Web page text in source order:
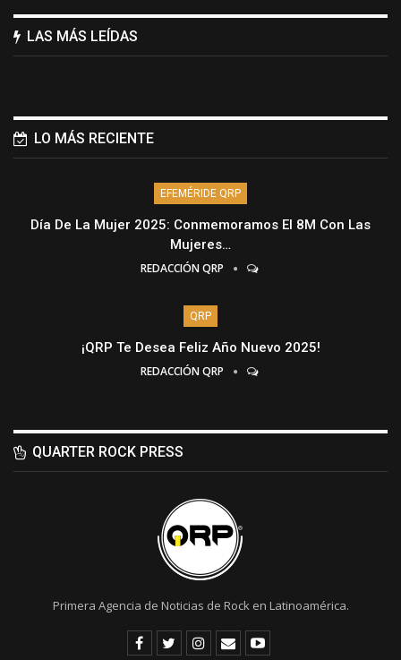
LAS MÁS LEÍDAS
LO MÁS RECIENTE
EFEMÉRIDE QRP
Día De La Mujer 2025: Conmemoramos El 8M Con Las
Mujeres…
REDACCIÓN QRP
QRP
¡QRP Te Desea Feliz Año Nuevo 2025!
REDACCIÓN QRP
QUARTER ROCK PRESS
Primera Agencia de Noticias de Rock en Latinoamérica.